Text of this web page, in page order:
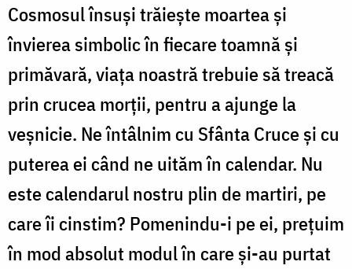
Cosmosul însuși trăiește moartea și
învierea simbolic în fiecare toamnă și
primăvară, viața noastră trebuie să treacă
prin crucea morții, pentru a ajunge la
veșnicie. Ne întâlnim cu Sfânta Cruce și cu
puterea ei când ne uităm în calendar. Nu
este calendarul nostru plin de martiri, pe
care îi cinstim? Pomenindu-i pe ei, prețuim
în mod absolut modul în care și-au purtat